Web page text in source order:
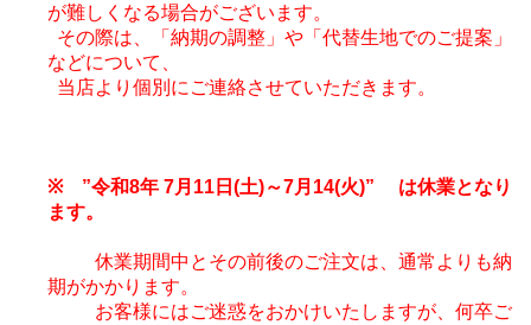
が難しくなる場合がございます。
その際は、「納期の調整」や「代替生地でのご提案」
などについて、
当店より個別にご連絡させていただきます。
※ ”令和8年 7月11日(土)～7月14(火)” は休業となり
ます。
休業期間中とその前後のご注文は、通常よりも納
期がかかります。
お客様にはご迷惑をおかけいたしますが、何卒ご